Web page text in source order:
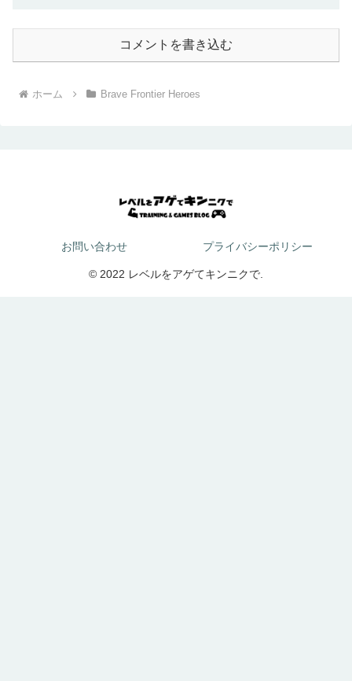
コメントを書き込む
ホーム Brave Frontier Heroes
お問い合わせ プライバシーポリシー
© 2022 レベルをアゲてキンニクで.